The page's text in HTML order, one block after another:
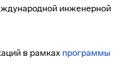
инженерной
в рамках программы